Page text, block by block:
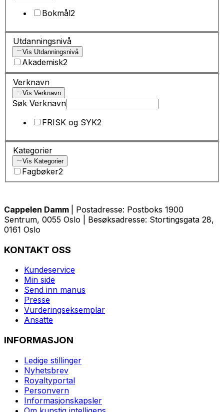
Bokmål2
Utdanningsnivå
Vis Utdanningsnivå
Akademisk2
Verknavn
Vis Verknavn
Søk Verknavn
FRISK og SYK2
Kategorier
Vis Kategorier
Fagbøker2
Cappelen Damm
| Postadresse: Postboks 1900
Sentrum, 0055 Oslo | Besøksadresse: Stortingsgata 28,
0161 Oslo
KONTAKT OSS
Kundeservice
Min side
Send inn manus
Presse
Vurderingseksemplar
Ansatte
INFORMASJON
Ledige stillinger
Nyhetsbrev
Royaltyportal
Personvern
Informasjonskapsler